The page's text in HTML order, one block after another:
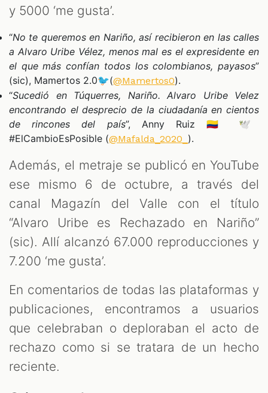
y 5000 ‘me gusta’.
“No te queremos en Nariño, así recibieron en las calles
a Alvaro Uribe Vélez, menos mal es el expresidente en
el que más confían todos los colombianos, payasos”
(sic), Mamertos 2.0🐦(@Mamertos0).
“Sucedió en Túquerres, Nariño. Alvaro Uribe Velez
encontrando el desprecio de la ciudadanía en cientos
de rincones del país”, Anny Ruiz 🇨🇴 🕊
#ElCambioEsPosible (@Mafalda_2020_ ).
Además, el metraje se publicó en YouTube
ese mismo 6 de octubre, a través del
canal Magazín del Valle con el título
“Alvaro Uribe es Rechazado en Nariño”
(sic). Allí alcanzó 67.000 reproducciones y
7.200 ‘me gusta’.
En comentarios de todas las plataformas y
publicaciones, encontramos a usuarios
que celebraban o deploraban el acto de
rechazo como si se tratara de un hecho
reciente.